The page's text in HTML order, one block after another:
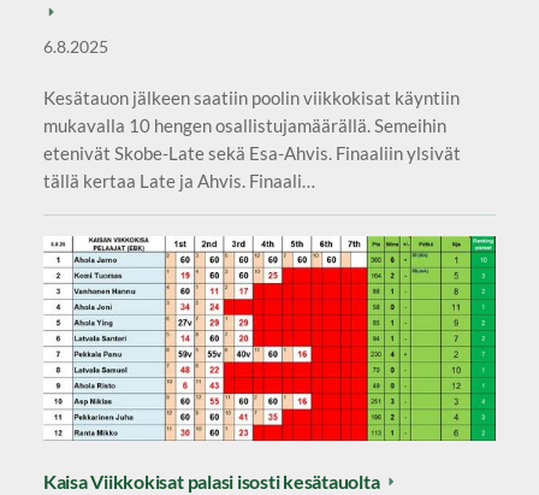
6.8.2025
Kesätauon jälkeen saatiin poolin viikkokisat käyntiin
mukavalla 10 hengen osallistujamäärällä. Semeihin
etenivät Skobe-Late sekä Esa-Ahvis. Finaaliin ylsivät
tällä kertaa Late ja Ahvis. Finaali…
Kaisa Viikkokisat palasi isosti kesätauolta